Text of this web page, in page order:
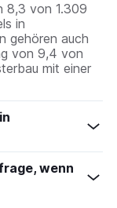
8,3 von 1.309
in
gehören auch
von 9,4 von
mit einer
wenn